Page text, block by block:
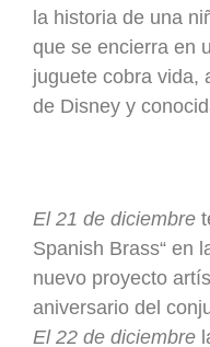
la historia de una
que se encierra en
juguete cobra vida,
de Disney y
El 21 de diciembre
Spanish Brass“ en
nuevo proyecto
aniversario del
El 22 de diciembre